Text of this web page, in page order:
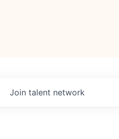
Join talent network